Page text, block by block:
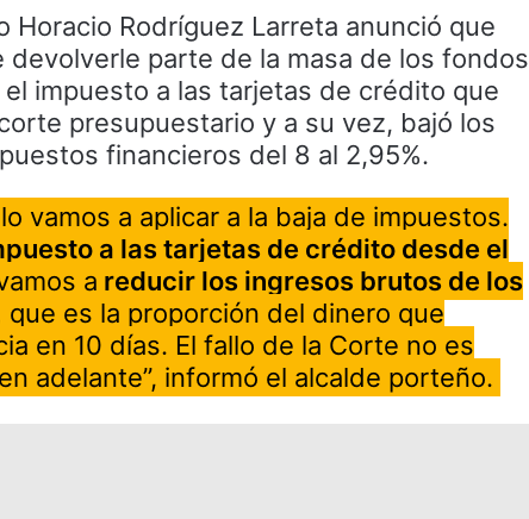
Horacio Rodríguez Larreta anunció que
parte de la masa de los fondos
impuesto a las tarjetas de crédito que
presupuestario y a su vez, bajó los
financieros del 8 al 2,95%.
vamos a aplicar a la baja de impuestos.
a las tarjetas de crédito desde el
a reducir los ingresos brutos de los
que es la proporción del dinero que
en 10 días. El fallo de la Corte no es
adelante”, informó el alcalde porteño.